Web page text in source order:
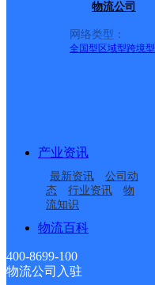
物流公司
网络类型：
全国型 区域型跨境型
产业资讯
最新资讯
公司动
态
行业资讯
物
流知识
物流百科
400-8699-100
物流公司入驻
最新网点
圆通速递